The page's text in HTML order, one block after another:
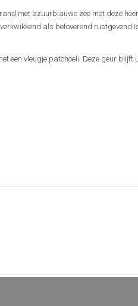
met azuurblauwe zee met deze
als betoverend rustgevend
een vleugje patchoeli. Deze geur blijft